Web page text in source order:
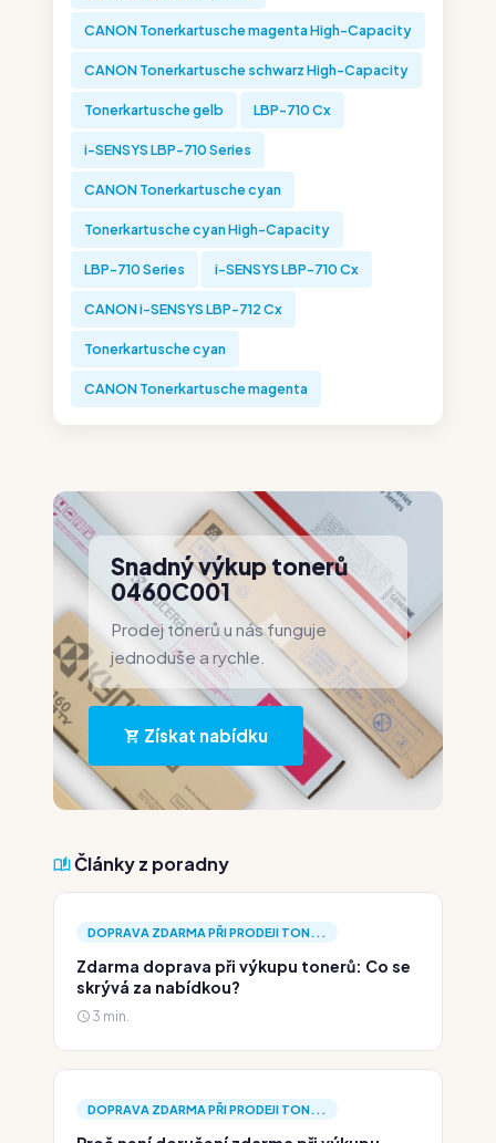
CANON Tonerkartusche magenta High-Capacity
CANON Tonerkartusche schwarz High-Capacity
Tonerkartusche gelb LBP-710 Cx
i-SENSYS LBP-710 Series
CANON Tonerkartusche cyan
Tonerkartusche cyan High-Capacity
LBP-710 Series i-SENSYS LBP-710 Cx
CANON i-SENSYS LBP-712 Cx
Tonerkartusche cyan
CANON Tonerkartusche magenta
Snadný výkup tonerů
0460C001
Prodej tonerů u nás funguje
jednoduše a rychle.
Získat nabídku
Články z poradny
DOPRAVA ZDARMA PŘI PRODEJI TON...
Zdarma doprava při výkupu tonerů: Co se
skrývá za nabídkou?
3 min.
DOPRAVA ZDARMA PŘI PRODEJI TON...